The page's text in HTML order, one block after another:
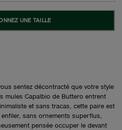
UNE TAILLE
sentez décontracté que votre style
mules Capalbio de Buttero entrent
et sans tracas, cette paire est
sans ornements superflus,
pensée occuper le devant